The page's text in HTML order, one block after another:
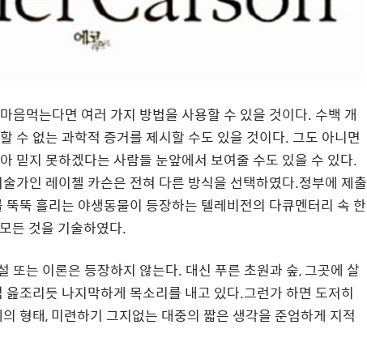
음먹는다면 여러 가지 방법을 사용할 수 있을 것이다. 수백 개
수 없는 과학적 증거를 제시할 수도 있을 것이다. 그도 아니면
믿지 못하겠다는 사람들 눈앞에서 보여줄 수도 있을 수 있다.
가인 레이첼 카슨은 전혀 다른 방식을 선택하였다.정부에 제출
뚝 흘리는 야생동물이 등장하는 텔레비전의 다큐멘터리 속 한
든 것을 기술하였다.
또는 이론은 등장하지 않는다. 대신 푸른 초원과 숲,그곳에 살
조리듯 나지막하게 목소리를 내고 있다.그런가 하면 도저히
형태,미련하기 그지없는 대중의 짧은 생각을 준엄하게 지적